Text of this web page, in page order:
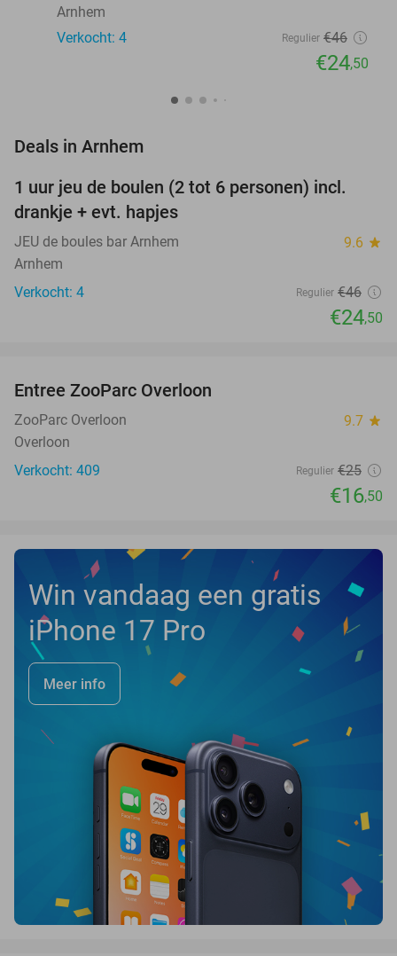
Arnhem
Verkocht: 4
Regulier €46
€24,50
Deals in Arnhem
47%
NEW
TODAY
1 uur jeu de boulen (2 tot 6 personen) incl.
drankje + evt. hapjes
JEU de boules bar Arnhem 9.6 star
Arnhem
Verkocht: 4
Regulier €46
€24,50
TODAY
Entree ZooParc Overloon
ZooParc Overloon 9.7 star
Overloon
Verkocht: 409
Regulier €25
€16,50
Win vandaag een gratis
iPhone 17 Pro
Meer info